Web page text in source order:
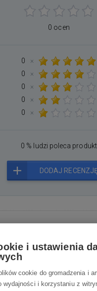
0 ocen
0
×
0
×
0
×
0
×
0
×
0 % ludzi poleca produkt
DODAJ
zakupach
i ustawienia
cookie do gromadzenia i
wydajności i korzystaniu z